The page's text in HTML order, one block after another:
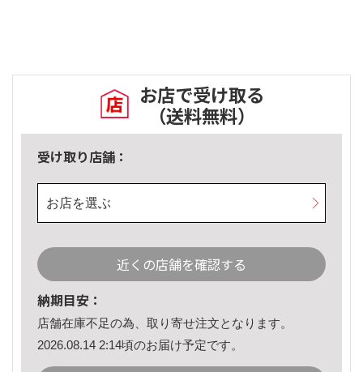
お店で受け取る
（送料無料）
受け取り店舗：
お店を選ぶ
近くの店舗を確認する
納期目安：
店舗在庫不足の為、取り寄せ注文となります。
2026.08.14 2:14頃のお届け予定です。